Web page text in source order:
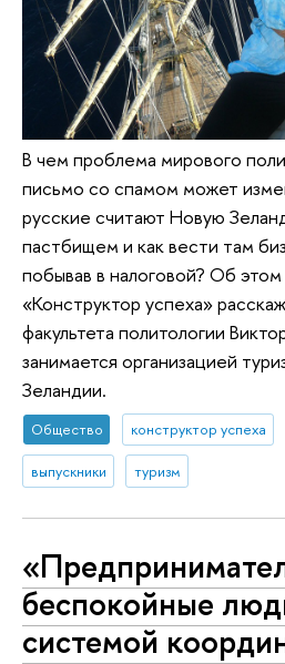
В чем проблема мирового
письмо со спамом может
русские считают Новую
пастбищем и как вести там
побывав в налоговой? Об
«Конструктор успеха»
факультета политологии
занимается организацией
Зеландии.
Общество конструктор успеха
выпускники туризм
беспокойные
системой